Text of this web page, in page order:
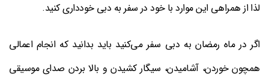
لذا از همراهی این موارد با خود در سفر به دبی خودداری کنید.
اگر در ماه رمضان به دبی سفر می‌کنید باید بدانید که انجام اعمالی
همچون خوردن، آشامیدن، سیگار کشیدن و بالا بردن صدای موسیقی